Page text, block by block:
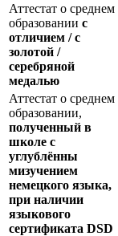
Аттестат о среднем
образовании с
отличием / с
золотой /
серебряной
медалью
Аттестат о среднем
образовании,
полученный в
школе с
углублённы
мизучением
немецкого языка,
при наличии
языкового
сертификата DSD